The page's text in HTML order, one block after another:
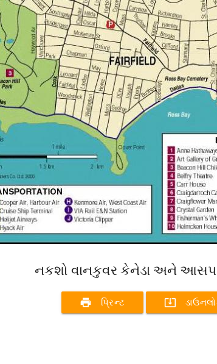
નકશો વાનકુવર કેનેડા અને
print પ્રિન્ટ system_update_alt